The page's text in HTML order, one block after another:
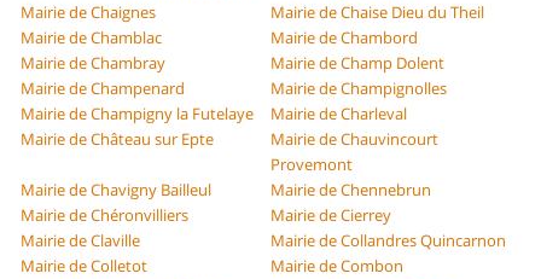
Mairie de Chaignes
Mairie de Chaise Dieu du Theil
Mairie de Chamblac
Mairie de Chambord
Mairie de Chambray
Mairie de Champ Dolent
Mairie de Champenard
Mairie de Champignolles
Mairie de Champigny la Futelaye
Mairie de Charleval
Mairie de Château sur Epte
Mairie de Chauvincourt
Provemont
Mairie de Chavigny Bailleul
Mairie de Chennebrun
Mairie de Chéronvilliers
Mairie de Cierrey
Mairie de Claville
Mairie de Collandres Quincarnon
Mairie de Colletot
Mairie de Combon